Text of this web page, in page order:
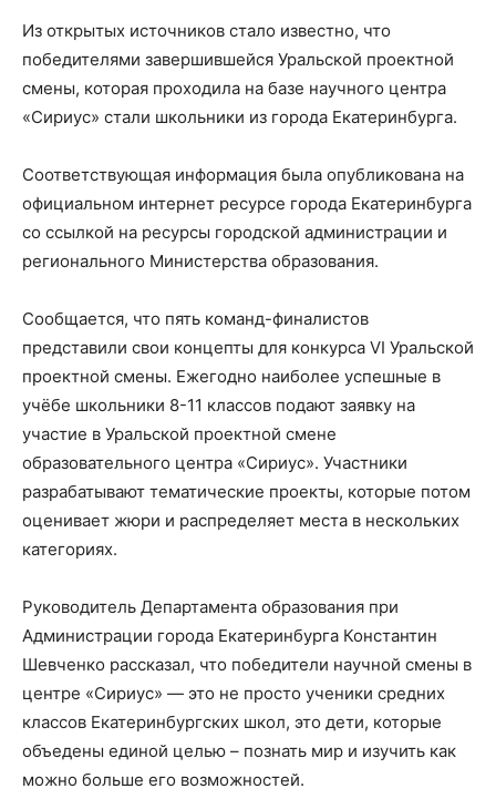
Из открытых источников стало известно, что
победителями завершившейся Уральской проектной
смены, которая проходила на базе научного центра
«Сириус» стали школьники из города Екатеринбурга.
Соответствующая информация была опубликована на
официальном интернет ресурсе города Екатеринбурга
со ссылкой на ресурсы городской администрации и
регионального Министерства образования.
Сообщается, что пять команд-финалистов
представили свои концепты для конкурса VI Уральской
проектной смены. Ежегодно наиболее успешные в
учёбе школьники 8-11 классов подают заявку на
участие в Уральской проектной смене
образовательного центра «Сириус». Участники
разрабатывают тематические проекты, которые потом
оценивает жюри и распределяет места в нескольких
категориях.
Руководитель Департамента образования при
Администрации города Екатеринбурга Константин
Шевченко рассказал, что победители научной смены в
центре «Сириус» — это не просто ученики средних
классов Екатеринбургских школ, это дети, которые
объедены единой целью – познать мир и изучить как
можно больше его возможностей.